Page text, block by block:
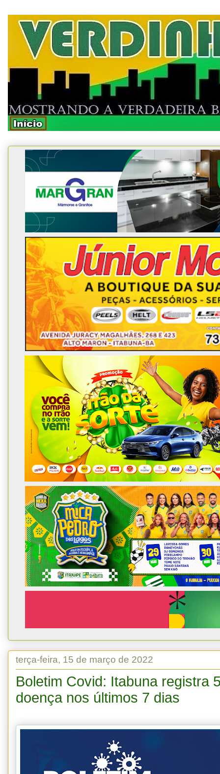
terça-feira, 15 de março de 2022
Boletim Covid: Itabuna registra
doença nos últimos 7 dias